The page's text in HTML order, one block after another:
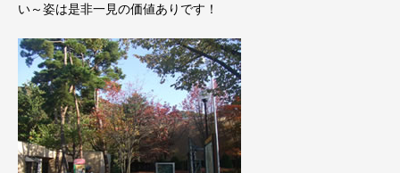
い～姿は是非一見の価値ありです！